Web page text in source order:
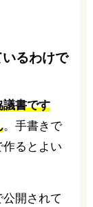
るわけで
議書です
。手書きで
作るとよい
開されて